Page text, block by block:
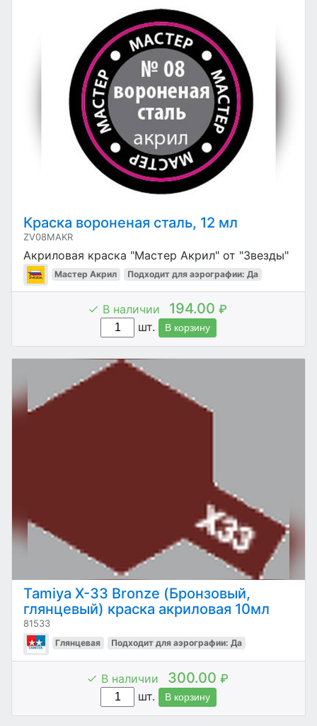
Краска вороненая сталь, 12 мл
ZV08MAKR
Акриловая краска "Мастер Акрил" от "Звезды"
Мастер Акрил Подходит для аэрографии: Да
В наличии 194.00 ₽
шт.
В корзину
Tamiya X-33 Bronze (Бронзовый,
глянцевый) краска акриловая 10мл
81533
Глянцевая Подходит для аэрографии: Да
В наличии 300.00 ₽
шт.
В корзину